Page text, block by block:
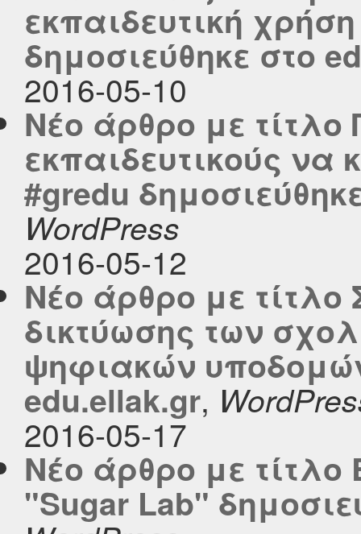
εκπαιδευτική
δημοσιεύθηκε στο
2016-05-10
Νέο άρθρο με
εκπαιδευτικούς να
#gredu
WordPress
2016-05-12
Νέο άρθρο με τίτλο
δικτύωσης των
ψηφιακών
edu.ellak.gr,
2016-05-17
Νέο άρθρο με τίτλο
"Sugar Lab"